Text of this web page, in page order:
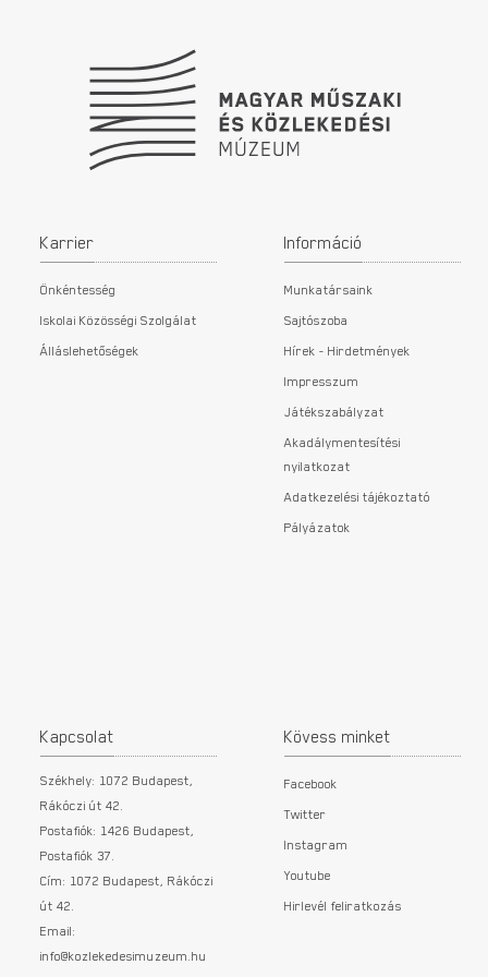
Karrier
Önkéntesség
Iskolai Közösségi Szolgálat
Álláslehetőségek
Információ
Munkatársaink
Sajtószoba
Hírek - Hirdetmények
Impresszum
Játékszabályzat
Akadálymentesítési
nyilatkozat
Adatkezelési tájékoztató
Pályázatok
Kapcsolat
Székhely: 1072 Budapest,
Rákóczi út 42.
Postafiók: 1426 Budapest,
Postafiók 37.
Cím: 1072 Budapest, Rákóczi
út 42.
Email:
info@kozlekedesimuzeum.hu
Kövess minket
Facebook
Twitter
Instagram
Youtube
Hirlevél feliratkozás